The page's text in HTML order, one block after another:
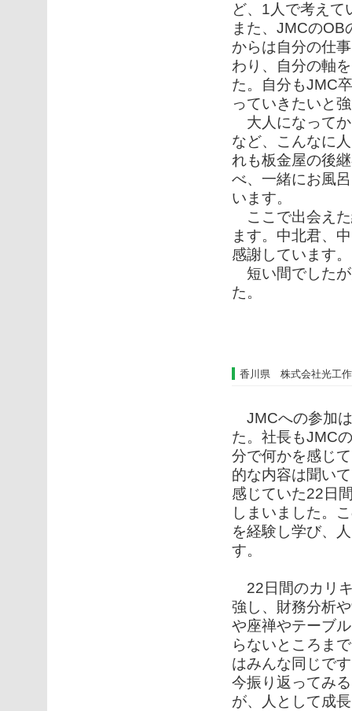
ど、1人で考えて
また、JMCのOB
からは自分の仕
わり、自分の軸
た。自分もJMC
っていきたいと
大人になってか
など、こんなに
れも板金屋の後
べ、一緒にお風
います。
ここで出会えた
ます。中北君、
感謝しています。
短い間でしたが
た。
香川県 株式会社光工
JMCへの参加
た。社長もJMC
分で何かを感じ
的な内容は聞い
感じていた22日
しまいました。
を経験し学び、
す。
22日間のカリ
強し、財務分析
や座禅やテーブ
らないところま
はみんな同じで
今振り返ってみ
が、人として成